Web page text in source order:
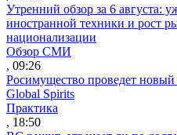
Утренний обзор за 6 августа:
иностранной техники и рост
национализации
Обзор СМИ
, 09:26
Росимущество проведет
Global Spirits
Практика
, 18:50